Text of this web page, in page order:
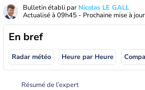
Bulletin établi par Nicolas LE GALL
Actualisé à 09h45 - Prochaine mise à
En bref
Radar météo Heure par Heure
Résumé de l’expert